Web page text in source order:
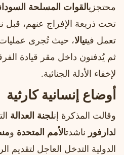
محتجزيالقوات المسلحة
تحت ذريعة الإفراج عنهم، قبل
تعمل فينيالا، حيث تُجرى عمليات
لإخفاء الأدلة الجنائية.
أوضاع إنسانية كارثية
وقالت المذكرة إنلجنة العدالة
لدارفور ناشدتالأمم المتحدة و
الدولية التدخل العاجل لتقديم